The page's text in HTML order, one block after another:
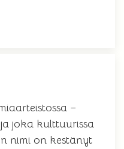
–
joka kulttuurissa
nimi on kestänyt